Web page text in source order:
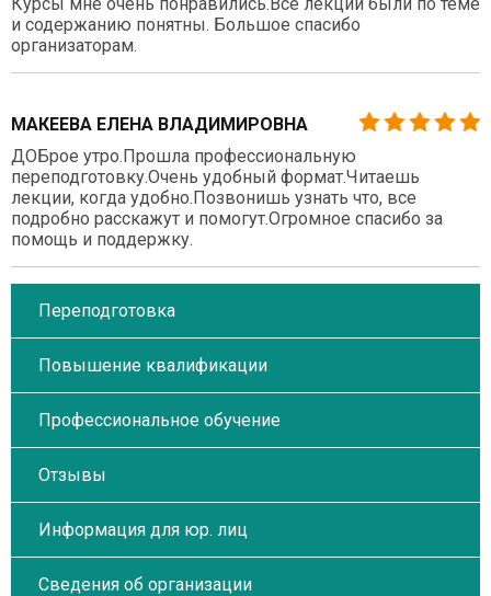
и содержанию понятны. Большое спасибо
организаторам.
МАКЕЕВА ЕЛЕНА ВЛАДИМИРОВНА
ДОБрое утро.Прошла профессиональную
переподготовку.Очень удобный формат.Читаешь
лекции, когда удобно.Позвонишь узнать что, все
подробно расскажут и помогут.Огромное спасибо за
помощь и поддержку.
Переподготовка
Повышение квалификации
Профессиональное обучение
Отзывы
Информация для юр. лиц
Сведения об организации